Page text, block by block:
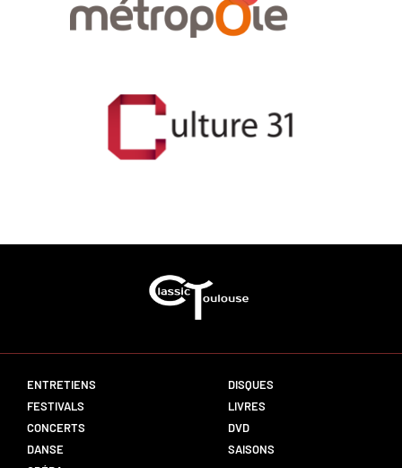
ENTRETIENS
FESTIVALS
CONCERTS
DANSE
DISQUES
LIVRES
DVD
SAISONS